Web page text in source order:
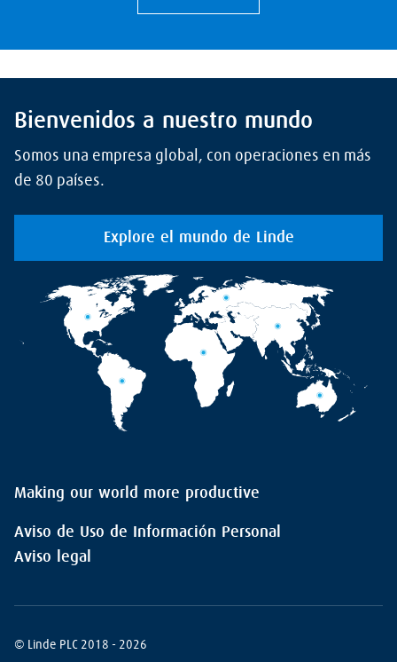
Bienvenidos a nuestro mundo
Somos una empresa global, con operaciones en más
de 80 países.
Explore el mundo de Linde
Making our world more productive
Aviso de Uso de Información Personal
Aviso legal
© Linde PLC 2018 - 2026